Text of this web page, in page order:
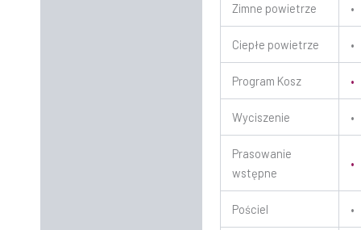
Zimne powietrze •
Ciepłe powietrze •
Program Kosz •
Wyciszenie •
Prasowanie
wstępne
•
Pościel •